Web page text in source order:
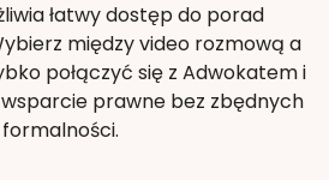
łatwy dostęp do porad
między video rozmową a
połączyć się z Adwokatem i
prawne bez zbędnych
formalności.